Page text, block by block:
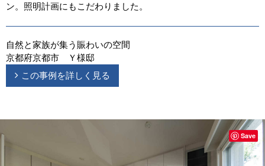
ン。照明計画にもこだわりました。
自然と家族が集う賑わいの空間
京都府京都市 Ｙ様邸
この事例を詳しく見る
Save